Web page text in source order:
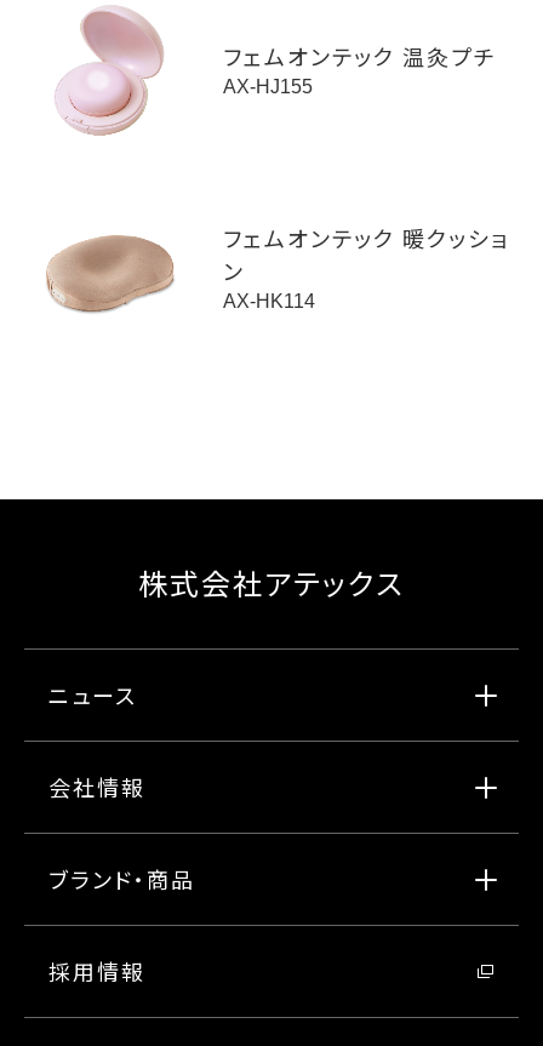
フェムオンテック 温灸プチ
AX-HJ155
フェムオンテック 暖クッショ
ン
AX-HK114
株式会社アテックス
ニュース
会社情報
ブランド・商品
採用情報